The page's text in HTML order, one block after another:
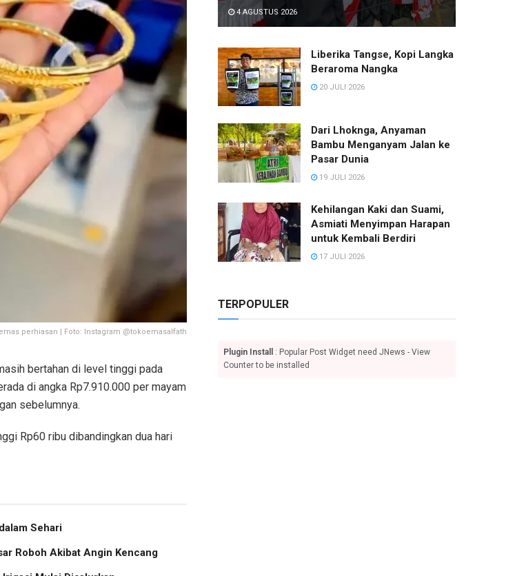
perhiasan | Foto: Instagram @tokoemasalfath
bertahan di level tinggi pada
di angka Rp7.910.000 per mayam
sebelumnya.
Rp60 ribu dibandingkan dua hari
Sehari
Roboh Akibat Angin Kencang
4 AGUSTUS 2026
Liberika Tangse, Kopi Langka
Beraroma Nangka
20 JULI 2026
Dari Lhoknga, Anyaman
Bambu Menganyam Jalan ke
Pasar Dunia
19 JULI 2026
Kehilangan Kaki dan Suami,
Asmiati Menyimpan Harapan
untuk Kembali Berdiri
17 JULI 2026
TERPOPULER
Plugin Install
: Popular Post Widget need JNews - View
Counter to be installed